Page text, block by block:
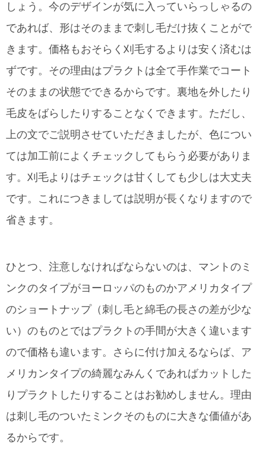
しょう。今のデザインが気に入っていらっしゃるの
であれば、形はそのままで刺し毛だけ抜くことがで
きます。価格もおそらく刈毛するよりは安く済むは
ずです。その理由はプラクトは全て手作業でコート
そのままの状態でできるからです。裏地を外したり
毛皮をばらしたりすることなくできます。ただし、
上の文でご説明させていただきましたが、色につい
ては加工前によくチェックしてもらう必要がありま
す。刈毛よりはチェックは甘くしても少しは大丈夫
です。これにつきましては説明が長くなりますので
省きます。
ひとつ、注意しなければならないのは、マントのミ
ンクのタイプがヨーロッパのものかアメリカタイプ
のショートナップ（刺し毛と綿毛の長さの差が少な
い）のものとではプラクトの手間が大きく違います
ので価格も違います。さらに付け加えるならば、ア
メリカンタイプの綺麗なみんくであればカットした
りプラクトしたりすることはお勧めしません。理由
は刺し毛のついたミンクそのものに大きな価値があ
るからです。